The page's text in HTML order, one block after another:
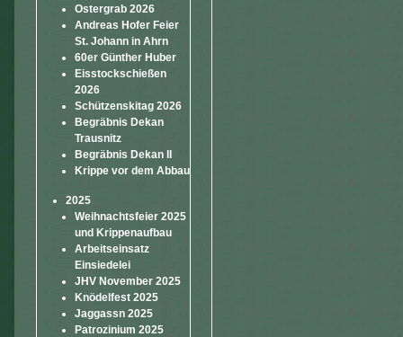
Ostergrab 2026
Andreas Hofer Feier
St. Johann in Ahrn
60er Günther Huber
Eisstockschießen
2026
Schützenskitag 2026
Begräbnis Dekan
Trausnitz
Begräbnis Dekan II
Krippe vor dem Abbau
2025
Weihnachtsfeier 2025
und Krippenaufbau
Arbeitseinsatz
Einsiedelei
JHV November 2025
Knödelfest 2025
Jaggassn 2025
Patrozinium 2025